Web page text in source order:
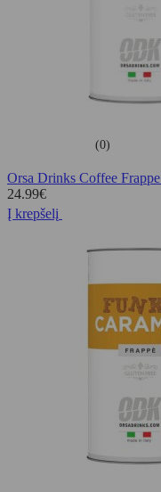
(0)
Orsa Drinks Coffee
24.99€
Į krepšelį